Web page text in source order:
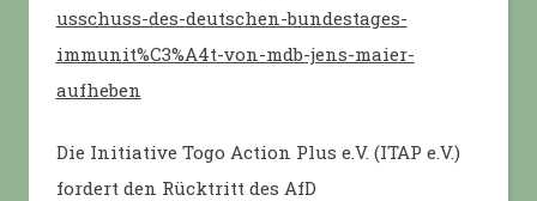
usschuss-des-deutschen-bundestages-
immunit%C3%A4t-von-mdb-jens-maier-
aufheben
Die Initiative Togo Action Plus e.V. (ITAP e.V.)
fordert den Rücktritt des AfD